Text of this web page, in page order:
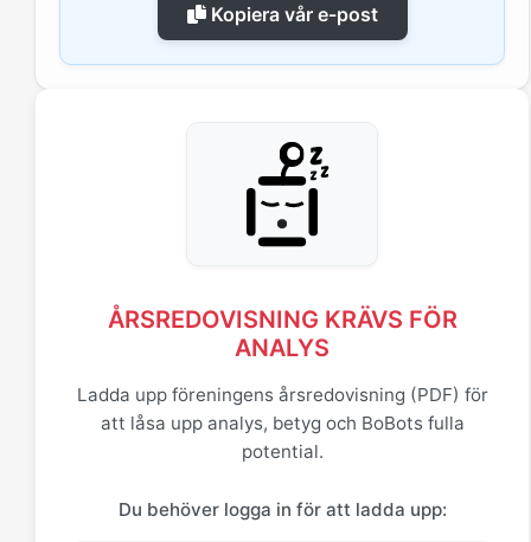
Kopiera vår e-post
ÅRSREDOVISNING KRÄVS FÖR
ANALYS
Ladda upp föreningens årsredovisning (PDF) för
att låsa upp analys, betyg och BoBots fulla
potential.
Du behöver logga in för att ladda upp: